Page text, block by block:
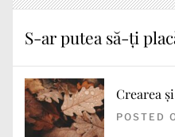
S-ar putea să-ți
Crearea
POSTED